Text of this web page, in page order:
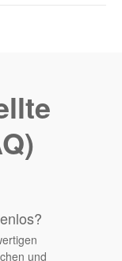
und